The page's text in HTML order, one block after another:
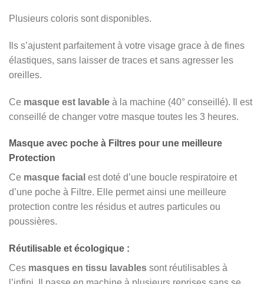
Plusieurs coloris sont disponibles.
Ils s’ajustent parfaitement à votre visage grace à de fines
élastiques, sans laisser de traces et sans agresser les
oreilles.
Ce masque est lavable à la machine (40° conseillé). Il est
conseillé de changer votre masque toutes les 3 heures.
Masque avec poche à Filtres pour une meilleure
Protection
Ce masque facial est doté d’une boucle respiratoire et
d’une poche à Filtre. Elle permet ainsi une meilleure
protection contre les résidus et autres particules ou
poussières.
Réutilisable et écologique :
Ces masques en tissu lavables sont réutilisables à